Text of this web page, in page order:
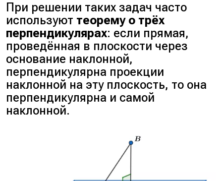
При решении таких задач часто
используют теорему о трёх
перпендикулярах: если прямая,
проведённая в плоскости через
основание наклонной,
перпендикулярна проекции
наклонной на эту плоскость, то она
перпендикулярна и самой
наклонной.